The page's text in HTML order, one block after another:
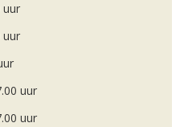
uur
uur
uur
uur